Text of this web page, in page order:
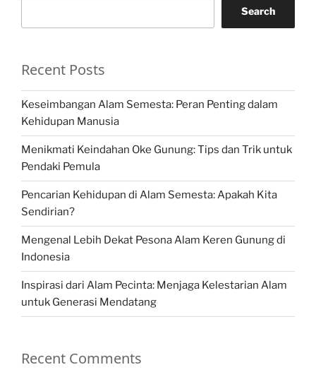
Search
Recent Posts
Keseimbangan Alam Semesta: Peran Penting dalam
Kehidupan Manusia
Menikmati Keindahan Oke Gunung: Tips dan Trik untuk
Pendaki Pemula
Pencarian Kehidupan di Alam Semesta: Apakah Kita
Sendirian?
Mengenal Lebih Dekat Pesona Alam Keren Gunung di
Indonesia
Inspirasi dari Alam Pecinta: Menjaga Kelestarian Alam
untuk Generasi Mendatang
Recent Comments